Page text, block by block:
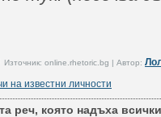
Източник: online.rhetoric.bg | Автор:
на известни личности
реч, която надъха